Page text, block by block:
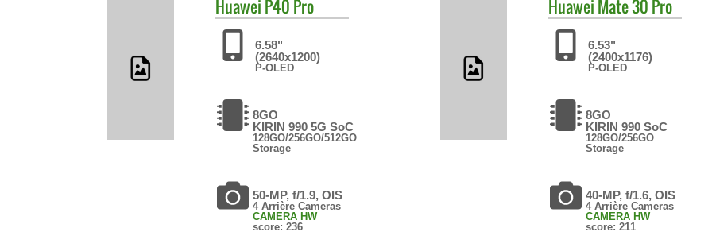
Huawei P40 Pro
6.58"
(2640x1200)
P-OLED
8GO
KIRIN 990 5G SoC
128GO/256GO/512GO
Storage
50-MP, f/1.9, OIS
4 Arrière Cameras
CAMERA HW
score: 236
Huawei Mate 30 Pro
6.53"
(2400x1176)
P-OLED
8GO
KIRIN 990 SoC
128GO/256GO
Storage
40-MP, f/1.6, OIS
4 Arrière Cameras
CAMERA HW
score: 211